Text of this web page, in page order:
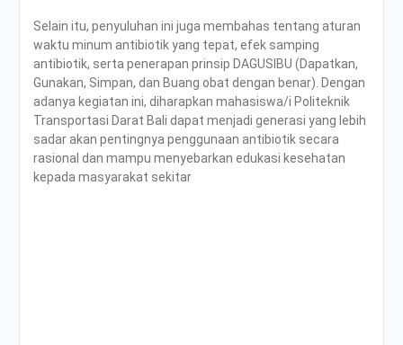
Selain itu, penyuluhan ini juga membahas tentang aturan
waktu minum antibiotik yang tepat, efek samping
antibiotik, serta penerapan prinsip DAGUSIBU (Dapatkan,
Gunakan, Simpan, dan Buang obat dengan benar). Dengan
adanya kegiatan ini, diharapkan mahasiswa/i Politeknik
Transportasi Darat Bali dapat menjadi generasi yang lebih
sadar akan pentingnya penggunaan antibiotik secara
rasional dan mampu menyebarkan edukasi kesehatan
kepada masyarakat sekitar